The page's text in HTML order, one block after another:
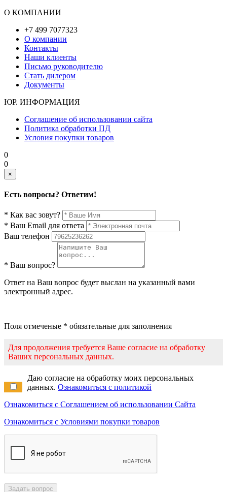
О КОМПАНИИ
+7 499 7077323
О компании
Контакты
Наши клиенты
Письмо руководителю
Стать дилером
Документы
ЮР. ИНФОРМАЦИЯ
Соглашение об использовании сайта
Политика обработки ПД
Условия покупки товаров
0
0
×
Есть вопросы? Ответим!
* Как вас зовут?
* Ваш Email для ответа
Ваш телефон
* Ваш вопрос?
Ответ на Ваш вопрос будет выслан на указанный вами
электронный адрес.
Поля отмеченые * обязательные для заполнения
Для продолжения требуется Ваше согласие на обработку
Ваших персональных данных.
Даю согласие на обработку моих персональных
данных. Ознакомиться с политикой
Ознакомиться с Соглашением об использовании Сайта
Ознакомиться с Условиями покупки товаров
Задать вопрос